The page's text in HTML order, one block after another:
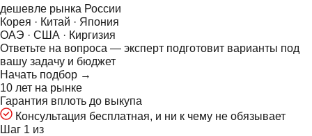
дешевле рынка России
Корея · Китай · Япония
ОАЭ · США · Киргизия
Ответьте на вопроса — эксперт подготовит варианты под
вашу задачу и бюджет
Начать подбор →
10 лет на рынке
Гарантия вплоть до выкупа
Консультация бесплатная, и ни к чему не обязывает
Шаг 1 из